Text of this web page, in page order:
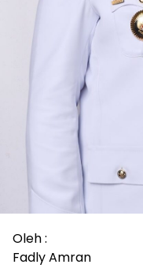
Oleh :
Fadly Amran